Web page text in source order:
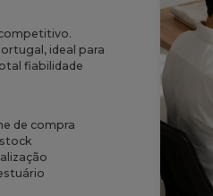
ideal para
fiabilidade
de compra